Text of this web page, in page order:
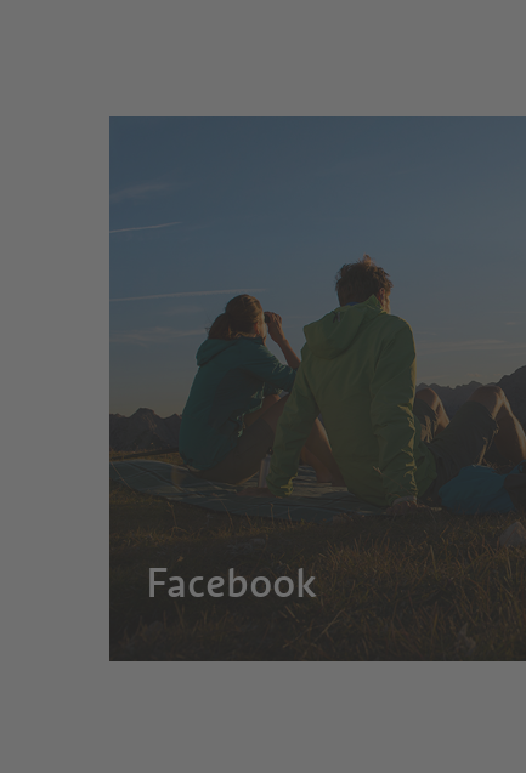
Facebook